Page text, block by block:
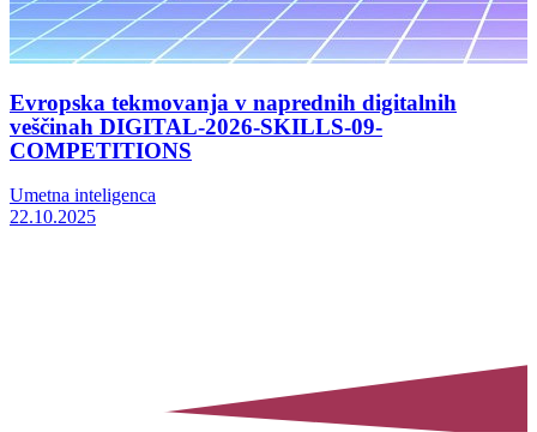
Evropska tekmovanja v naprednih digitalnih
veščinah DIGITAL-2026-SKILLS-09-
COMPETITIONS
Umetna inteligenca
22.10.2025